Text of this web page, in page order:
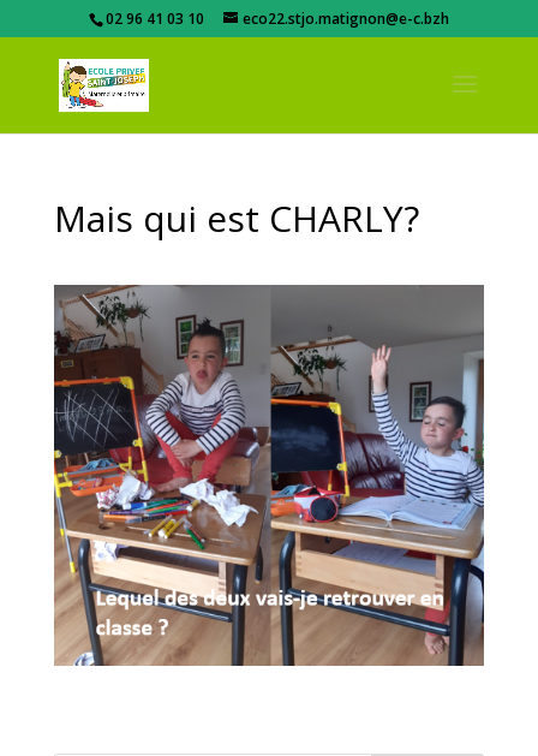
02 96 41 03 10 eco22.stjo.matignon@e-c.bzh
Mais qui est CHARLY?